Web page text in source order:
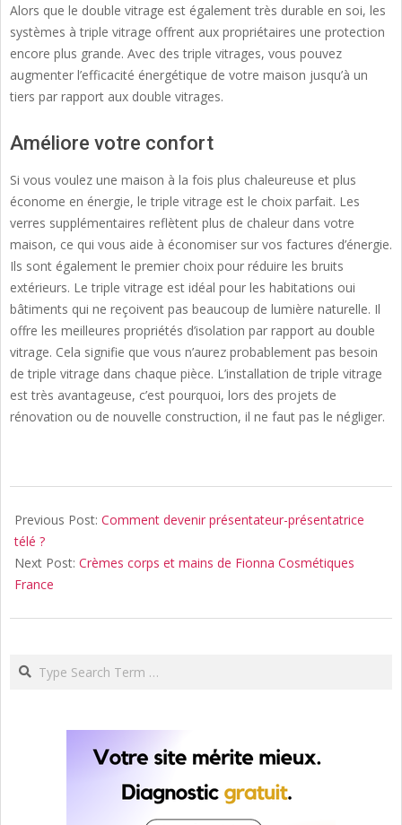
Alors que le double vitrage est également très durable en soi, les
systèmes à triple vitrage offrent aux propriétaires une protection
encore plus grande. Avec des triple vitrages, vous pouvez
augmenter l’efficacité énergétique de votre maison jusqu’à un
tiers par rapport aux double vitrages.
Améliore votre confort
Si vous voulez une maison à la fois plus chaleureuse et plus
économe en énergie, le triple vitrage est le choix parfait. Les
verres supplémentaires reflètent plus de chaleur dans votre
maison, ce qui vous aide à économiser sur vos factures d’énergie.
Ils sont également le premier choix pour réduire les bruits
extérieurs. Le triple vitrage est idéal pour les habitations oui
bâtiments qui ne reçoivent pas beaucoup de lumière naturelle. Il
offre les meilleures propriétés d’isolation par rapport au double
vitrage. Cela signifie que vous n’aurez probablement pas besoin
de triple vitrage dans chaque pièce. L’installation de triple vitrage
est très avantageuse, c’est pourquoi, lors des projets de
rénovation ou de nouvelle construction, il ne faut pas le négliger.
09-
03
Previous Post: Comment devenir présentateur-présentatrice
télé ?
Next Post: Crèmes corps et mains de Fionna Cosmétiques
France
Search